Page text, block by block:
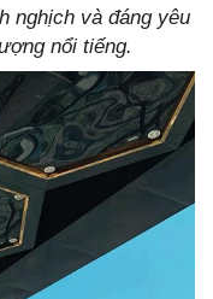
nghịch và đáng yêu
nổi tiếng.